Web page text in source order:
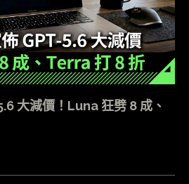
大減價！Luna 狂劈 8 成、